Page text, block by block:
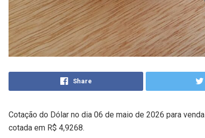
Share
Cotação do Dólar no dia 06 de maio de 2026 para
cotada em R$ 4,9268.